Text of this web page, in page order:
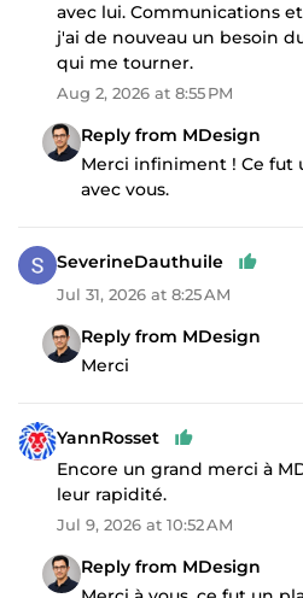
avec lui. Communications
j'ai de nouveau un besoin
qui me tourner.
Aug 2, 2026 at 8:55 PM
Reply from MDesign
Merci infiniment ! Ce fut
avec vous.
SeverineDauthuile
Jul 31, 2026 at 8:25 AM
Reply from MDesign
Merci
YannRosset
Encore un grand merci à
leur rapidité.
Jul 9, 2026 at 10:52 AM
Reply from MDesign